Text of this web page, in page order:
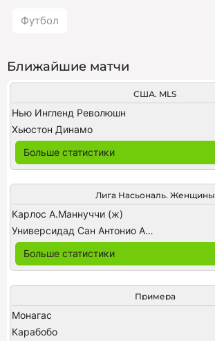
Футбол
Ближайшие матчи
США. MLS
Нью Ингленд Революшн
Хьюстон Динамо
Больше статистики
Лига Насьональ. Женщины
Карлос А.Маннуччи (ж)
Универсидад Сан Антонио Абад (ж)
Больше статистики
Примера
Монагас
Карабобо